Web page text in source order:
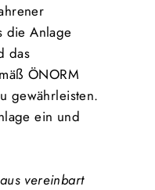
die Anlage
das
ÖNORM
gewährleisten.
ein und
vereinbart